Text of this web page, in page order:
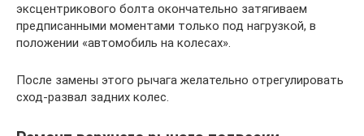
эксцентрикового болта окончательно затягиваем
предписанными моментами только под нагрузкой, в
положении «автомобиль на колесах».
После замены этого рычага желательно отрегулировать
сход-развал задних колес.